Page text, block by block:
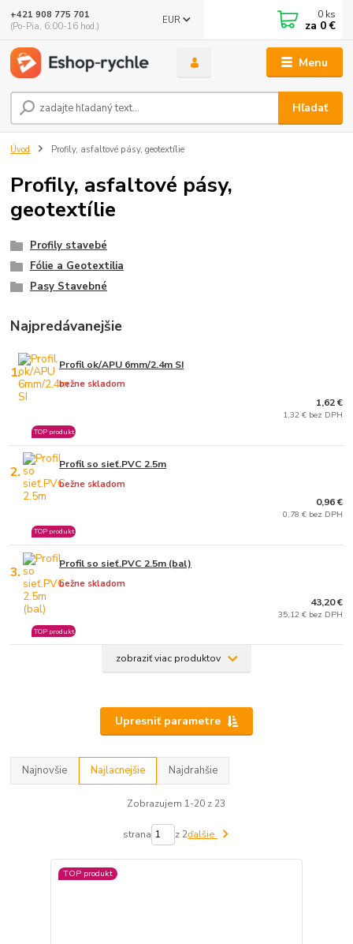
Menu
EUR
Hľadať
+421 908 775 701
(Po-Pia, 6:00-16 hod.)
0 ks
za 0 €
Úvod Profily, asfaltové pásy, geotextílie
Profily, asfaltové pásy,
geotextílie
Profily stavebé
Fólie a Geotextilia
Pasy Stavebné
Najpredávanejšie
1. Profil ok/APU 6mm/2.4m SI
bežne skladom
TOP produkt
1,62 €
1,32 € bez DPH
2. Profil so sieť.PVC 2.5m
bežne skladom
TOP produkt
0,96 €
0,78 € bez DPH
3. Profil so sieť.PVC 2.5m (bal)
bežne skladom
TOP produkt
43,20 €
35,12 € bez DPH
zobraziť viac produktov
Upresniť parametre
Najnovšie Najlacnejšie Najdrahšie
Zobrazujem 1-20 z 23
strana z 2ďalšie
TOP produkt